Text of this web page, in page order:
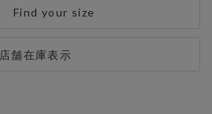
店舗在庫表示
Find your size